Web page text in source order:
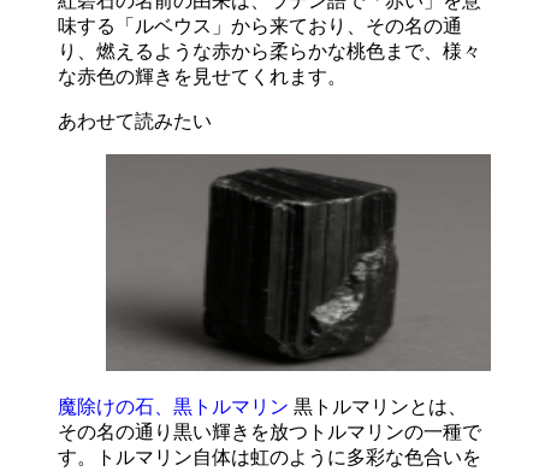
味する「ルベウス」から来ており、その名の通
り、燃えるような赤から柔らかな桃色まで、様々
な赤色の輝きを見せてくれます。
あわせて読みたい
魔除けの石、黒トルマリン 黒トルマリンとは、
その名の通り黒い輝きを放つトルマリンの一種で
す。トルマリン自体は虹のように多彩な色合いを